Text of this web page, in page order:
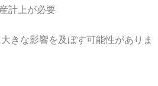
計上が必要
きな影響を及ぼす可能性がありま